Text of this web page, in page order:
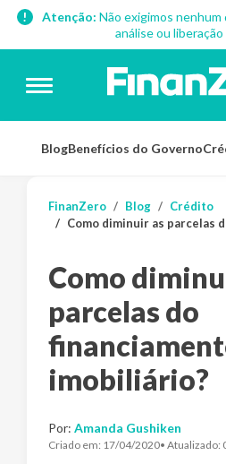
Atenção: Não exigimos
análise ou
BlogBenefícios do Governo
FinanZero Blog
Crédito
Como diminuir as parcelas do financiamento
Como
parcelas do
imobiliário?
Por: Amanda Gushiken
Criado em: 17/04/2020• Atualizado: